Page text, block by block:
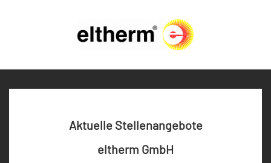
Aktuelle Stellenangebote
eltherm GmbH